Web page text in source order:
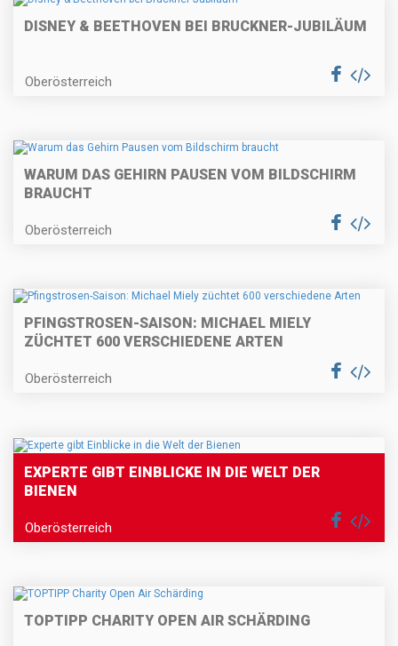
DISNEY & BEETHOVEN BEI BRUCKNER-JUBILÄUM
Oberösterreich
WARUM DAS GEHIRN PAUSEN VOM BILDSCHIRM
BRAUCHT
Oberösterreich
PFINGSTROSEN-SAISON: MICHAEL MIELY
ZÜCHTET 600 VERSCHIEDENE ARTEN
Oberösterreich
EXPERTE GIBT EINBLICKE IN DIE WELT DER
BIENEN
Oberösterreich
TOPTIPP CHARITY OPEN AIR SCHÄRDING